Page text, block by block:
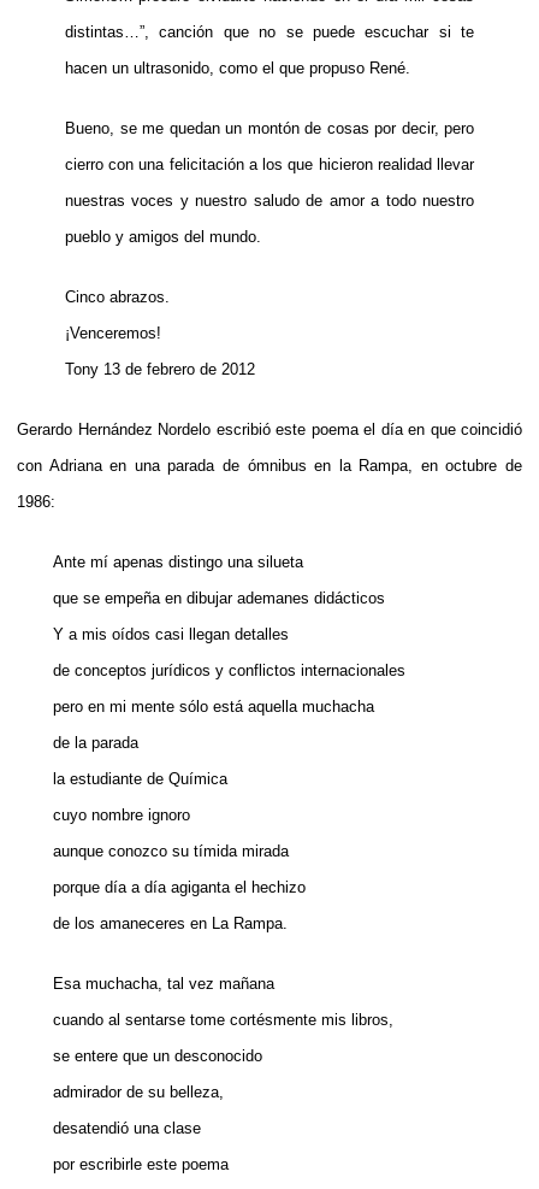
distintas…”, canción que no se puede escuchar si te
hacen un ultrasonido, como el que propuso René.
Bueno, se me quedan un montón de cosas por decir, pero
cierro con una felicitación a los que hicieron realidad llevar
nuestras voces y nuestro saludo de amor a todo nuestro
pueblo y amigos del mundo.
Cinco abrazos.
¡Venceremos!
Tony 13 de febrero de 2012
Gerardo Hernández Nordelo escribió este poema el día en que coincidió
con Adriana en una parada de ómnibus en la Rampa, en octubre de
1986:
Ante mí apenas distingo una silueta
que se empeña en dibujar ademanes didácticos
Y a mis oídos casi llegan detalles
de conceptos jurídicos y conflictos internacionales
pero en mi mente sólo está aquella muchacha
de la parada
la estudiante de Química
cuyo nombre ignoro
aunque conozco su tímida mirada
porque día a día agiganta el hechizo
de los amaneceres en La Rampa.
Esa muchacha, tal vez mañana
cuando al sentarse tome cortésmente mis libros,
se entere que un desconocido
admirador de su belleza,
desatendió una clase
por escribirle este poema